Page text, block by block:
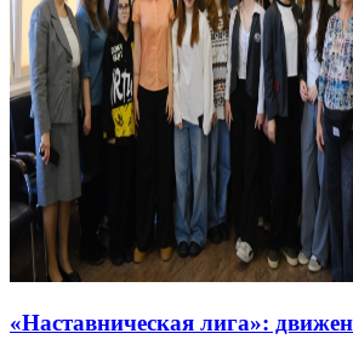
«Наставническая лига»: